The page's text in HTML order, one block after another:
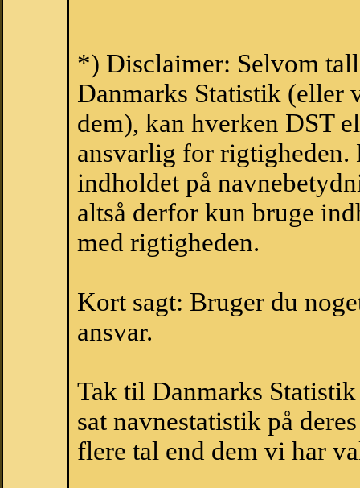
*) Disclaimer: Selvom
Danmarks Statistik (eller
dem), kan hverken DST
ansvarlig for
indholdet på
altså derfor kun bruge
med rigtigheden.
Kort sagt: Bruger du
ansvar.
Tak til Danmarks
sat navnestatistik på
flere tal end dem vi har